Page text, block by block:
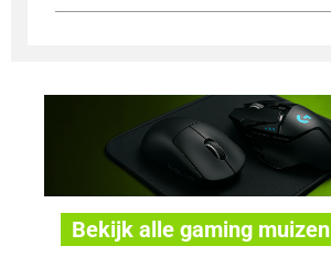
Bekijk alle gaming muizen